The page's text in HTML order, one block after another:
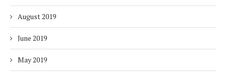
August 2019
June 2019
May 2019